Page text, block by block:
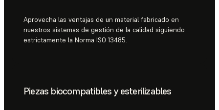
Aprovecha las ventajas de un material fabricado en
nuestros sistemas de gestión de la calidad siguiendo
estrictamente la Norma ISO 13485.
Piezas biocompatibles y esterilizables